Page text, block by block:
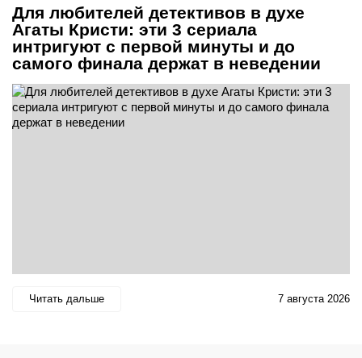
Для любителей детективов в духе
Агаты Кристи: эти 3 сериала
интригуют с первой минуты и до
самого финала держат в неведении
Читать дальше 7 августа 2026